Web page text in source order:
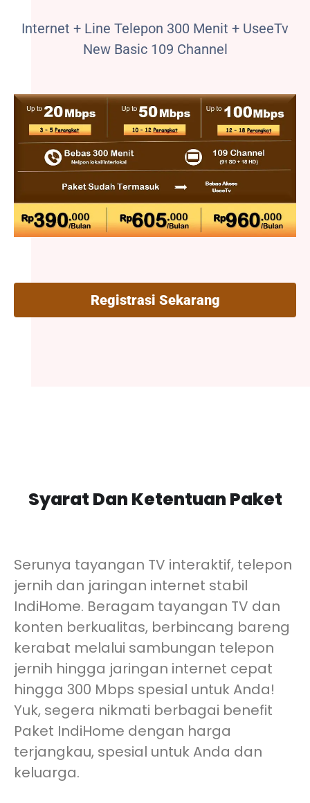
Internet + Line Telepon 300 Menit + UseeTv
New Basic 109 Channel
Registrasi Sekarang
Syarat Dan Ketentuan Paket
Serunya tayangan TV interaktif, telepon
jernih dan jaringan internet stabil
IndiHome. Beragam tayangan TV dan
konten berkualitas, berbincang bareng
kerabat melalui sambungan telepon
jernih hingga jaringan internet cepat
hingga 300 Mbps spesial untuk Anda!
Yuk, segera nikmati berbagai benefit
Paket IndiHome dengan harga
terjangkau, spesial untuk Anda dan
keluarga.